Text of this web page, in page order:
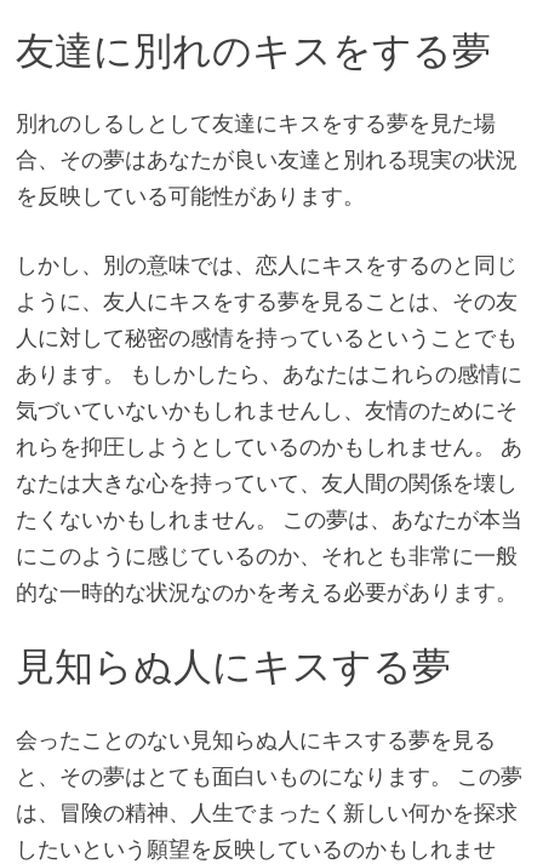
友達に別れのキスをする夢
別れのしるしとして友達にキスをする夢を見た場
合、その夢はあなたが良い友達と別れる現実の状況
を反映している可能性があります。
しかし、別の意味では、恋人にキスをするのと同じ
ように、友人にキスをする夢を見ることは、その友
人に対して秘密の感情を持っているということでも
あります。 もしかしたら、あなたはこれらの感情に
気づいていないかもしれませんし、友情のためにそ
れらを抑圧しようとしているのかもしれません。 あ
なたは大きな心を持っていて、友人間の関係を壊し
たくないかもしれません。 この夢は、あなたが本当
にこのように感じているのか、それとも非常に一般
的な一時的な状況なのかを考える必要があります。
見知らぬ人にキスする夢
会ったことのない見知らぬ人にキスする夢を見る
と、その夢はとても面白いものになります。 この夢
は、冒険の精神、人生でまったく新しい何かを探求
したいという願望を反映しているのかもしれませ